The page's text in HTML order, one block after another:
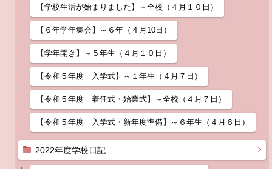
【学校生活が始まりました】～全校（４月１０日）
【６年学年集会】～６年（４月10日）
【学年開き】～５年生（４月１０日）
【令和５年度 入学式】～１年生（４月７日）
【令和５年度 着任式・始業式】～全校（４月７日）
【令和５年度 入学式・新年度準備】～６年生（４月６日）
2022年度学校日記